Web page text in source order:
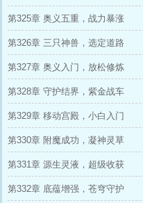
第325章 奥义五重，战力暴涨
第326章 三只神兽，选定道路
第327章 奥义入门，放松修炼
第328章 守护结界，紫金战车
第329章 移动宫殿，小白入门
第330章 附魔成功，凝神灵草
第331章 源生灵液，超级收获
第332章 底蕴增强，苍穹守护